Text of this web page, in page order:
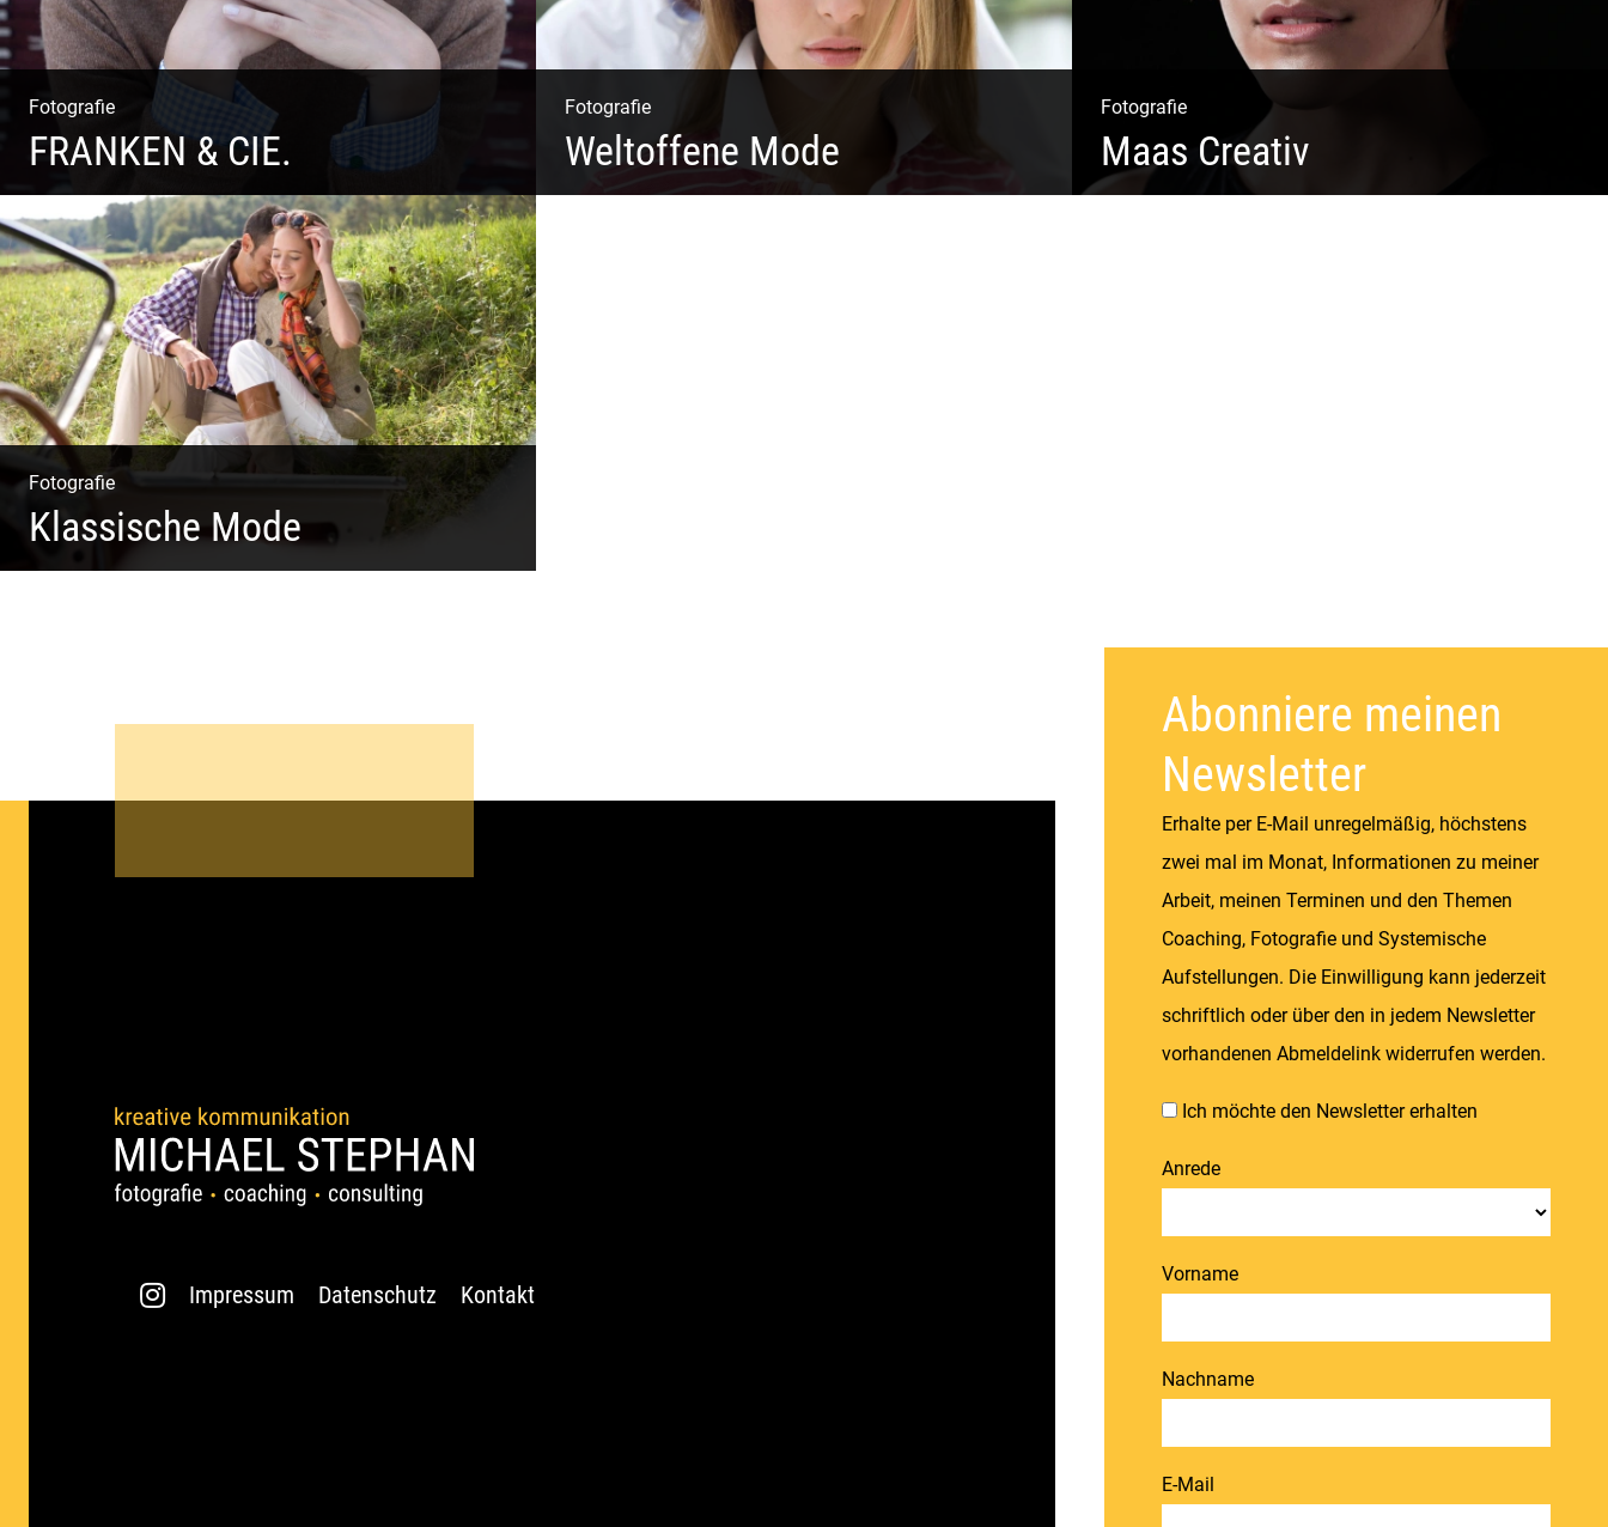
Fotografie
FRANKEN & CIE.
Katalog Shooting | Moderne Klassik | Luxuriöse Mode |
Country Style
Fotografie
Weltoffene Mode
Fotografie
Maas Creativ
Fotografie
Klassische Mode
Abonniere meinen
Newsletter
Erhalte per E-Mail unregelmäßig, höchstens
zwei mal im Monat, Informationen zu meiner
Arbeit, meinen Terminen und den Themen
Coaching, Fotografie und Systemische
Aufstellungen. Die Einwilligung kann jederzeit
schriftlich oder über den in jedem Newsletter
vorhandenen Abmeldelink widerrufen werden.
Ich möchte den Newsletter erhalten
Anrede
Vorname
Nachname
E-Mail
Impressum Datenschutz Kontakt